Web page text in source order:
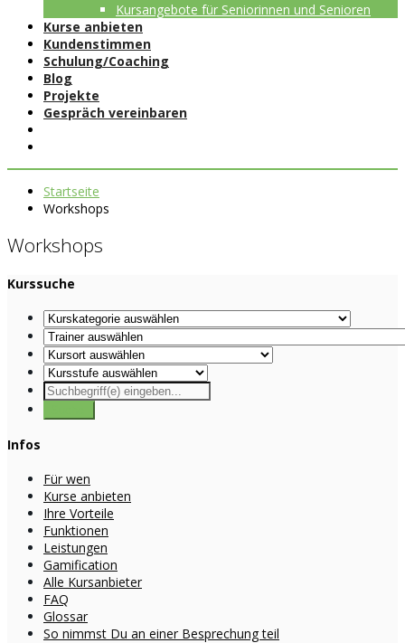
Kursangebote für Seniorinnen und Senioren
Kurse anbieten
Kundenstimmen
Schulung/Coaching
Blog
Projekte
Gespräch vereinbaren
Startseite
Workshops
Workshops
Kurssuche
Infos
Für wen
Kurse anbieten
Ihre Vorteile
Funktionen
Leistungen
Gamification
Alle Kursanbieter
FAQ
Glossar
So nimmst Du an einer Besprechung teil